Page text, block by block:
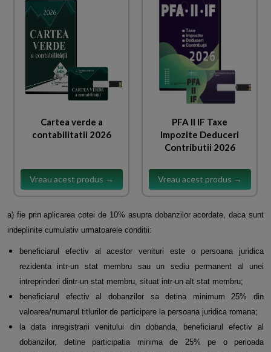
Cartea verde a
contabilitatii 2026
Vreau acest produs →
PFA II IF Taxe
Impozite Deduceri
Contributii 2026
Vreau acest produs →
a) fie prin aplicarea cotei de 10% asupra dobanzilor acordate, daca sunt
indeplinite cumulativ urmatoarele conditii:
beneficiarul efectiv al acestor venituri este o persoana juridica
rezidenta intr-un stat membru sau un sediu permanent al unei
intreprinderi dintr-un stat membru, situat intr-un alt stat membru;
beneficiarul efectiv al dobanzilor sa detina minimum 25% din
valoarea/numarul titlurilor de participare la persoana juridica romana;
la data inregistrarii venitului din dobanda, beneficiarul efectiv al
dobanzilor, detine participatia minima de 25% pe o perioada